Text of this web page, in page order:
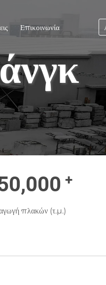
Επικοινωνία
+
πλακών (τ.μ.)